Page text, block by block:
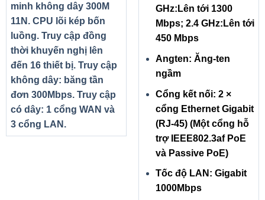
minh không dây 300M
11N. CPU lõi kép bốn
luồng. Truy cập đồng
thời khuyến nghị lên
đến 16 thiết bị. Truy cập
không dây: băng tần
đơn 300Mbps. Truy cập
có dây: 1 cổng WAN và
3 cổng LAN.
GHz:Lên tới 1300
Mbps; 2.4 GHz:Lên tới
450 Mbps
Angten: Ăng-ten
ngầm
Cổng kết nối: 2 ×
cổng Ethernet Gigabit
(RJ-45) (Một cổng hỗ
trợ IEEE802.3af PoE
và Passive PoE)
Tốc độ LAN: Gigabit
1000Mbps